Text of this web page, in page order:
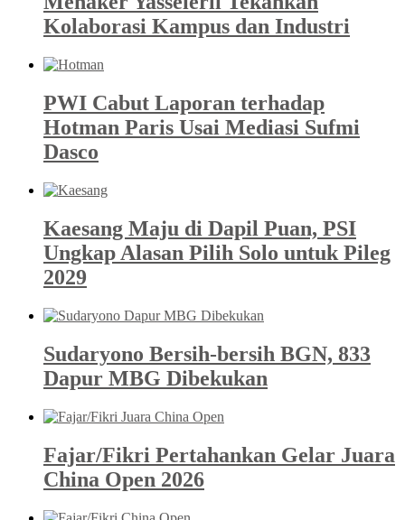
Kolaborasi Kampus dan Industri
PWI Cabut Laporan terhadap
Hotman Paris Usai Mediasi Sufmi
Dasco
Kaesang Maju di Dapil Puan, PSI
Ungkap Alasan Pilih Solo untuk Pileg
2029
Sudaryono Bersih-bersih BGN, 833
Dapur MBG Dibekukan
Fajar/Fikri Pertahankan Gelar Juara
China Open 2026